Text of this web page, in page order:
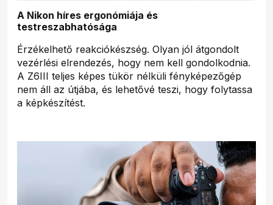
A Nikon híres ergonómiája és
testreszabhatósága
Érzékelhető reakciókészség. Olyan jól átgondolt
vezérlési elrendezés, hogy nem kell gondolkodnia.
A Z6III teljes képes tükör nélküli fényképezőgép
nem áll az útjába, és lehetővé teszi, hogy folytassa
a képkészítést.